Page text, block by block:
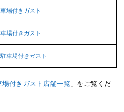
場付きガスト
場付きガスト
車場付きガスト
場付きガスト店舗一覧 」をご覧くだ